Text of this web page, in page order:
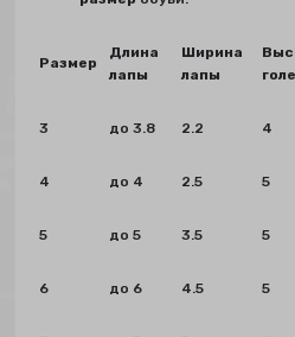
Размер
Длина
лапы
Ширина
лапы
3 до 3.8 2.2 4
4 до 4 2.5 5
5 до 5 3.5 5
6 до 6 4.5 5